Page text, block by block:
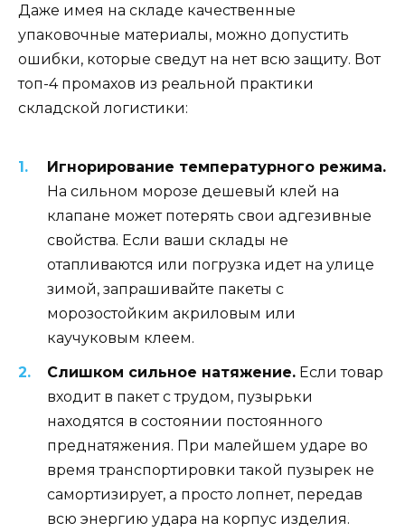
Даже имея на складе качественные
упаковочные материалы, можно допустить
ошибки, которые сведут на нет всю защиту. Вот
топ-4 промахов из реальной практики
складской логистики:
Игнорирование температурного режима.
На сильном морозе дешевый клей на
клапане может потерять свои адгезивные
свойства. Если ваши склады не
отапливаются или погрузка идет на улице
зимой, запрашивайте пакеты с
морозостойким акриловым или
каучуковым клеем.
Слишком сильное натяжение. Если товар
входит в пакет с трудом, пузырьки
находятся в состоянии постоянного
преднатяжения. При малейшем ударе во
время транспортировки такой пузырек не
самортизирует, а просто лопнет, передав
всю энергию удара на корпус изделия.